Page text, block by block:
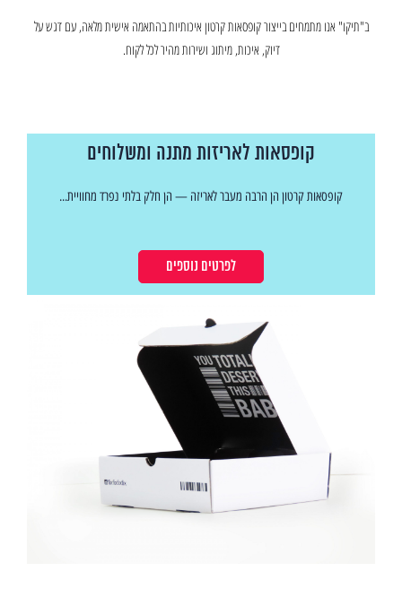
ב"תיקו" אנו מתמחים בייצור קופסאות קרטון איכותיות בהתאמה אישית מלאה, עם דגש על
דיוק, איכות, מיתוג ושירות מהיר לכל לקוח.
קופסאות לאריזות מתנה ומשלוחים
קופסאות קרטון הן הרבה מעבר לאריזה — הן חלק בלתי נפרד מחוויית...
לפרטים נוספים